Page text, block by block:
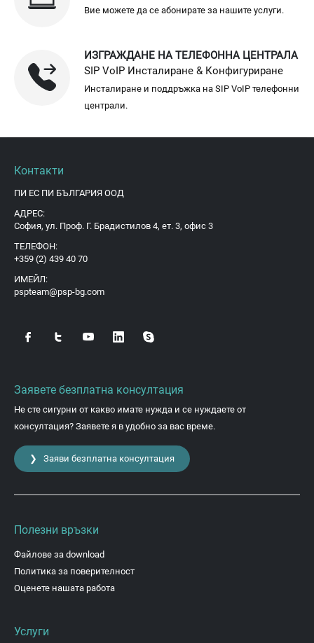
Вие можете да се абонирате за нашите услуги.
ИЗГРАЖДАНЕ НА ТЕЛЕФОННА ЦЕНТРАЛА
SIP VoIP Инсталиране & Конфигуриране
Инсталиране и поддръжка на SIP VoIP телефонни
централи.
Контакти
ПИ ЕС ПИ БЪЛГАРИЯ ООД
АДРЕС:
София, ул. Проф. Г. Брадистилов 4, ет. 3, офис 3
ТЕЛЕФОН:
+359 (2) 439 40 70
ИМЕЙЛ:
pspteam@psp-bg.com
Заявете безплатна консултация
Не сте сигурни от какво имате нужда и се нуждаете от
консултация? Заявете я в удобно за вас време.
❯ Заяви безплатна консултация
Полезни връзки
Файлове за download
Политика за поверителност
Оценете нашата работа
Услуги